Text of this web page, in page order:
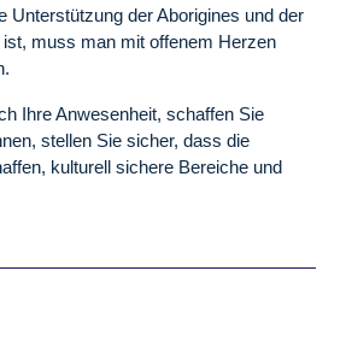
Unterstützung der Aborigines und der
muss man mit offenem Herzen
Ihre Anwesenheit, schaffen Sie
stellen Sie sicher, dass die
kulturell sichere Bereiche und